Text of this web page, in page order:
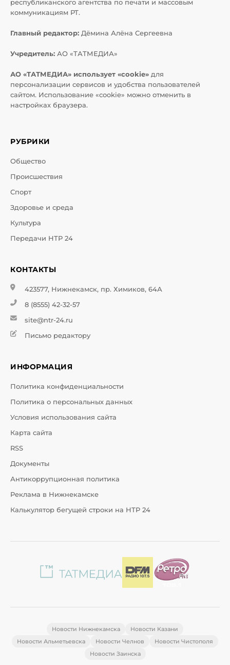
республиканского агентства по печати и массовым
коммуникациям РТ.
Главный редактор: Дёмина Алёна Сергеевна
Учредитель: АО «ТАТМЕДИА»
АО «ТАТМЕДИА» использует «cookie» для
персонализации сервисов и удобства пользователей
сайтом. Использование «cookie» можно отменить в
настройках браузера.
РУБРИКИ
Общество
Происшествия
Спорт
Здоровье и среда
Культура
Передачи НТР 24
КОНТАКТЫ
423577, Нижнекамск, пр. Химиков, 64А
8 (8555) 42-32-57
site@ntr-24.ru
Письмо редактору
ИНФОРМАЦИЯ
Политика конфиденциальности
Политика о персональных данных
Условия использования сайта
Карта сайта
RSS
Документы
Антикоррупционная политика
Реклама в Нижнекамске
Калькулятор бегущей строки на НТР 24
Новости Нижнекамска
Новости Казани
Новости Альметьевска
Новости Челнов
Новости Чистополя
Новости Заинска